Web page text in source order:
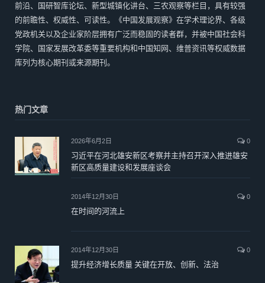
前沿、国研智库论坛、新型城镇化讲台、三农观察等栏目，具有较强
的前瞻性、权威性、可读性。《中国发展观察》在学术理论界、各级
党政机关以及企业家阶层拥有广泛而稳固的读者群，并被中国社会科
学院、国家发展改革委等重要机构和中国知网、维普资讯等权威数据
库列为核心期刊或来源期刊。
热门文章
2026年6月2日 0
习近平在河北雄安新区考察并主持召开深入推进雄安
新区高质量建设和发展座谈会
2014年12月30日 0
在时间的河流上
2014年12月30日 0
提升经济增长质量 关键在开放、创新、法治